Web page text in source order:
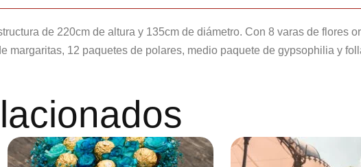
de 220cm de altura y 135cm de diámetro. Con 8 varas de flores
margaritas, 12 paquetes de polares, medio paquete de gypsophilia y